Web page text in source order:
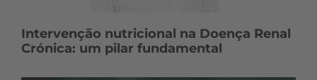
Intervenção nutricional na Doença Renal
Crónica: um pilar fundamental